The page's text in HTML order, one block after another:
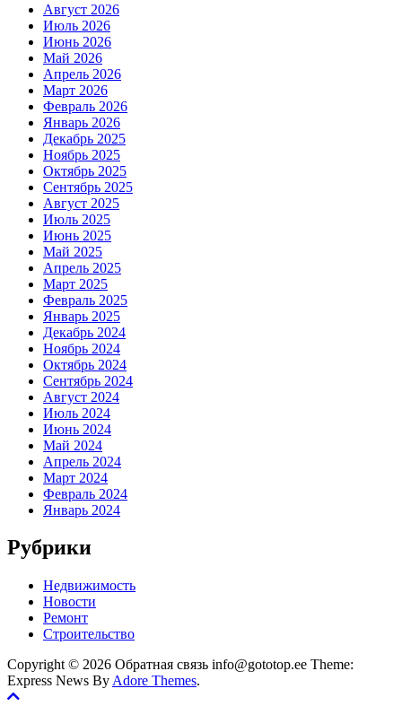
Август 2026
Июль 2026
Июнь 2026
Май 2026
Апрель 2026
Март 2026
Февраль 2026
Январь 2026
Декабрь 2025
Ноябрь 2025
Октябрь 2025
Сентябрь 2025
Август 2025
Июль 2025
Июнь 2025
Май 2025
Апрель 2025
Март 2025
Февраль 2025
Январь 2025
Декабрь 2024
Ноябрь 2024
Октябрь 2024
Сентябрь 2024
Август 2024
Июль 2024
Июнь 2024
Май 2024
Апрель 2024
Март 2024
Февраль 2024
Январь 2024
Рубрики
Недвижимость
Новости
Ремонт
Строительство
Copyright © 2026 Обратная связь info@gototop.ee Theme:
Express News By Adore Themes.